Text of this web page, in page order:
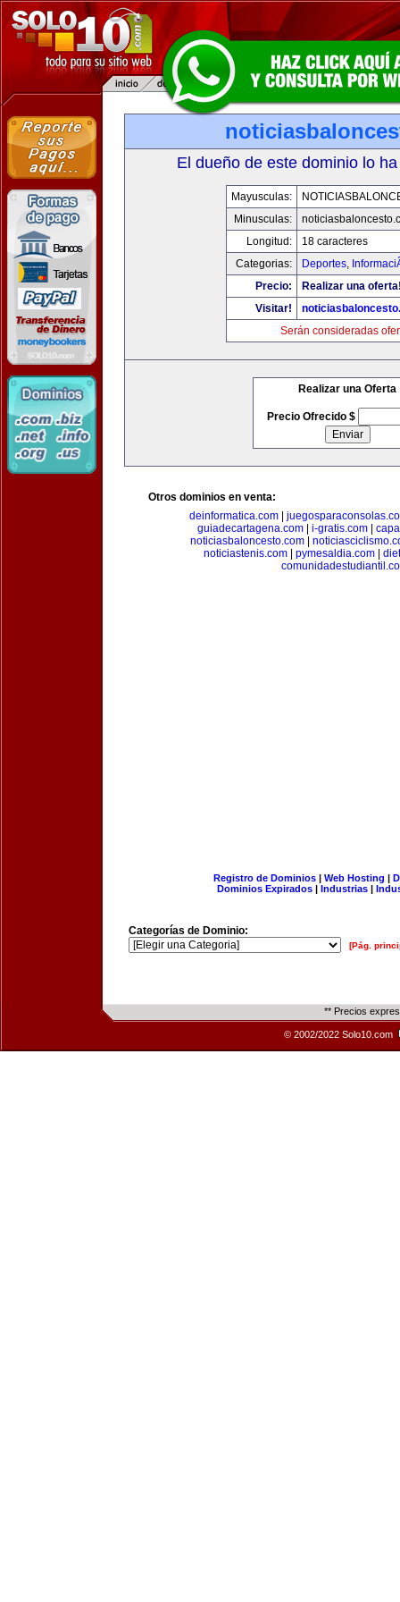
El dueño de este dominio lo
Mayusculas:
Minusculas:
Longitud:
18 caracteres
Categorias:
Deportes,
Precio:
Realizar una
Visitar!
Serán consideradas
Realizar una Oferta
Precio Ofrecido $
Otros dominios en venta:
deinformatica.com
guiadecartagena.com| i-gratis.com|
noticiasbaloncesto.com
noticiastenis.com
pymesaldia.com
Registro de Dominios| Web Hosting |
Dominios Expirados | Industrias |
Categorías de Dominio:
[Pág.
** Precios
© 2002/2022 Solo10.com